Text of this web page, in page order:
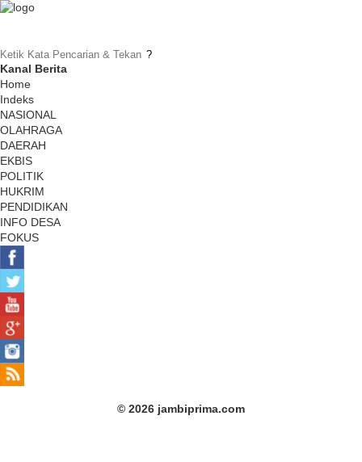
Kanal Berita
Home
Indeks
NASIONAL
OLAHRAGA
DAERAH
EKBIS
POLITIK
HUKRIM
PENDIDIKAN
INFO DESA
FOKUS
© 2026 jambiprima.com